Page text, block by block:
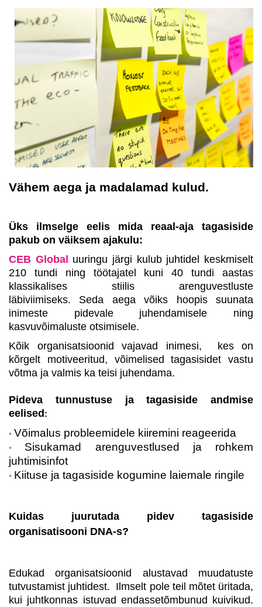
Vähem aega ja madalamad kulud.
Üks ilmselge eelis mida reaal-aja tagasiside
pakub on väiksem ajakulu:
CEB Global
uuringu järgi kulub juhtidel keskmiselt
210 tundi ning töötajatel kuni 40 tundi aastas
klassikalises stiilis arenguvestluste
läbiviimiseks. Seda aega võiks hoopis suunata
inimeste pidevale juhendamisele ning
kasvuvõimaluste otsimisele.
Kõik organisatsioonid vajavad inimesi, kes on
kõrgelt motiveeritud, võimelised tagasisidet vastu
võtma ja valmis ka teisi juhendama.
Pideva tunnustuse ja tagasiside andmise
eelised :
Võimalus probleemidele kiiremini reageerida
Sisukamad arenguvestlused ja rohkem
juhtimisinfot
Kiituse ja tagasiside kogumine laiemale ringile
Kuidas juurutada pidev tagasiside
organisatisooni DNA-s?
Edukad organisatsioonid alustavad muudatuste
tutvustamist juhtidest. Ilmselt pole teil mõtet üritada,
kui juhtkonnas istuvad endassetõmbunud kuivikud.